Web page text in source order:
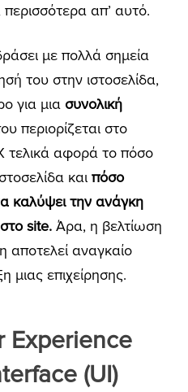
απ’ αυτό.
με πολλά σημεία
του στην ιστοσελίδα,
για μια συνολική
περιορίζεται στο
τελικά αφορά το πόσο
και πόσο
καλύψει την ανάγκη
site. Άρα, η βελτίωση
αποτελεί αναγκαίο
μιας επιχείρησης.
Experience
(UI)